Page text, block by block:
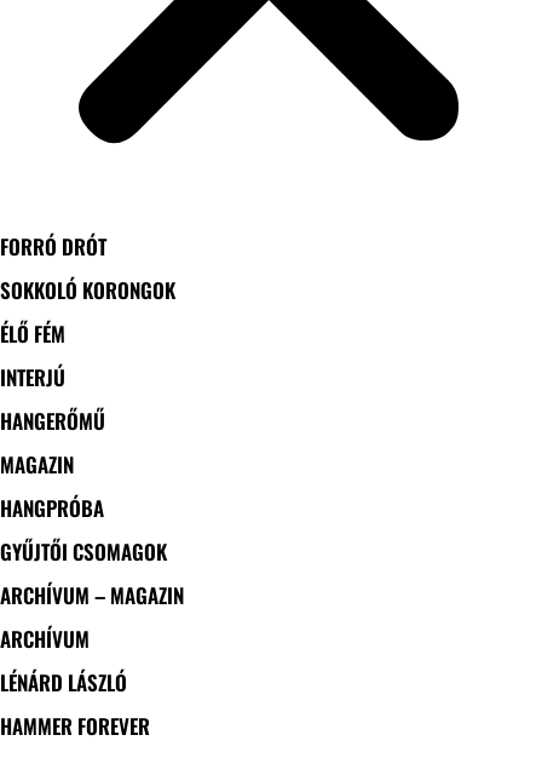
FORRÓ DRÓT
SOKKOLÓ KORONGOK
ÉLŐ FÉM
INTERJÚ
HANGERŐMŰ
MAGAZIN
HANGPRÓBA
GYŰJTŐI CSOMAGOK
ARCHÍVUM – MAGAZIN
ARCHÍVUM
LÉNÁRD LÁSZLÓ
HAMMER FOREVER